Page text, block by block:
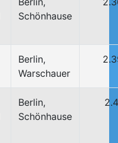
Schönhause
Berlin,
Warschauer
Berlin,
Schönhause